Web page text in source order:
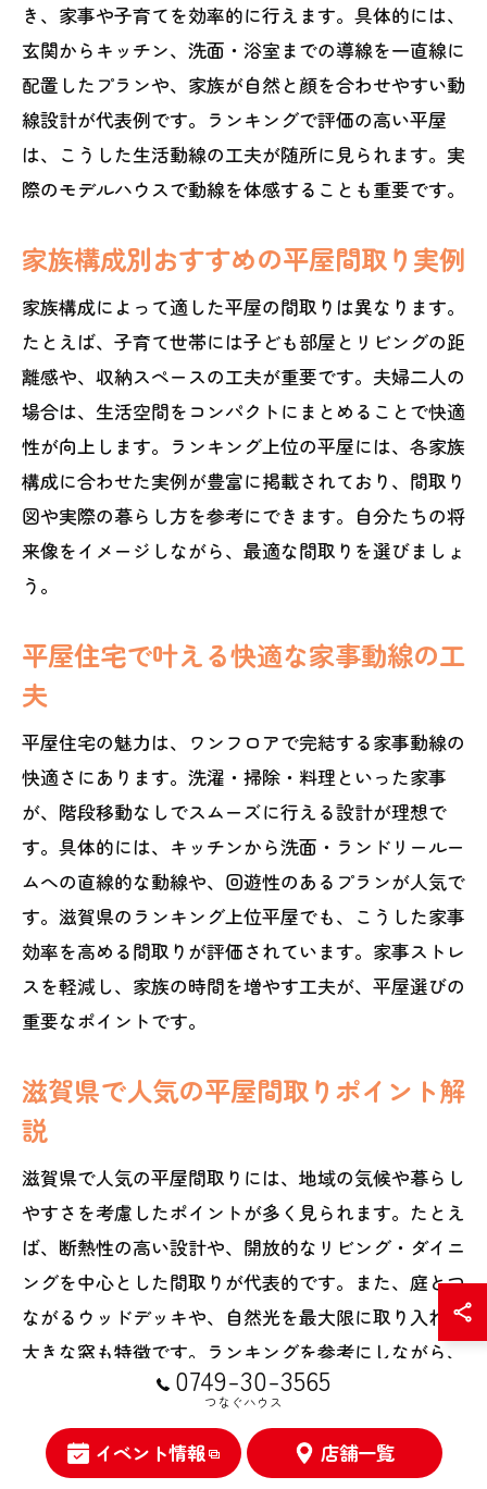
き、家事や子育てを効率的に行えます。具体的には、
玄関からキッチン、洗面・浴室までの導線を一直線に
配置したプランや、家族が自然と顔を合わせやすい動
線設計が代表例です。ランキングで評価の高い平屋
は、こうした生活動線の工夫が随所に見られます。実
際のモデルハウスで動線を体感することも重要です。
家族構成別おすすめの平屋間取り実例
家族構成によって適した平屋の間取りは異なります。
たとえば、子育て世帯には子ども部屋とリビングの距
離感や、収納スペースの工夫が重要です。夫婦二人の
場合は、生活空間をコンパクトにまとめることで快適
性が向上します。ランキング上位の平屋には、各家族
構成に合わせた実例が豊富に掲載されており、間取り
図や実際の暮らし方を参考にできます。自分たちの将
来像をイメージしながら、最適な間取りを選びましょ
う。
平屋住宅で叶える快適な家事動線の工
夫
平屋住宅の魅力は、ワンフロアで完結する家事動線の
快適さにあります。洗濯・掃除・料理といった家事
が、階段移動なしでスムーズに行える設計が理想で
す。具体的には、キッチンから洗面・ランドリールー
ムへの直線的な動線や、回遊性のあるプランが人気で
す。滋賀県のランキング上位平屋でも、こうした家事
効率を高める間取りが評価されています。家事ストレ
スを軽減し、家族の時間を増やす工夫が、平屋選びの
重要なポイントです。
滋賀県で人気の平屋間取りポイント解
説
滋賀県で人気の平屋間取りには、地域の気候や暮らし
やすさを考慮したポイントが多く見られます。たとえ
ば、断熱性の高い設計や、開放的なリビング・ダイニ
ングを中心とした間取りが代表的です。また、庭とつ
ながるウッドデッキや、自然光を最大限に取り入れる
大きな窓も特徴です。ランキングを参考にしながら、
滋賀県ならではの住み心地や快適性を重視した平屋を
選ぶことが、理想の住まい実現への近道です。
0749-30-3565
つなぐハウス
イベント情報 店舗一覧